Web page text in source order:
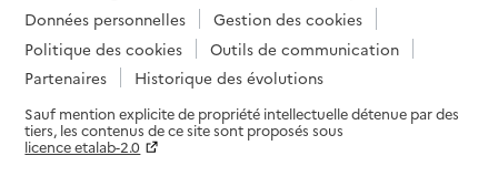
Données personnelles
Gestion des cookies
Politique des cookies
Outils de communication
Partenaires
Historique des évolutions
Sauf mention explicite de propriété intellectuelle détenue par des
tiers, les contenus de ce site sont proposés sous
licence etalab-2.0